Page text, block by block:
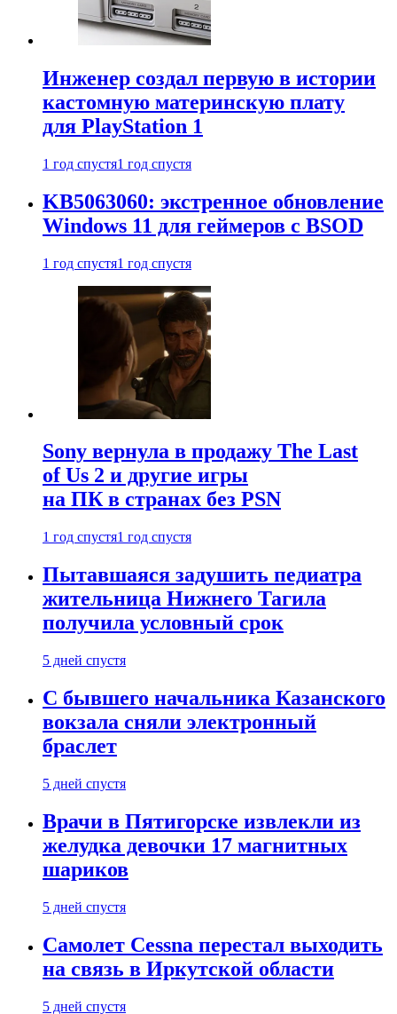
Инженер создал первую в истории
кастомную материнскую плату
для PlayStation 1
1 год спустя1 год спустя
KB5063060: экстренное обновление
Windows 11 для геймеров с BSOD
1 год спустя1 год спустя
Sony вернула в продажу The Last
of Us 2 и другие игры
на ПК в странах без PSN
1 год спустя1 год спустя
Пытавшаяся задушить педиатра
жительница Нижнего Тагила
получила условный срок
5 дней спустя
С бывшего начальника Казанского
вокзала сняли электронный
браслет
5 дней спустя
Врачи в Пятигорске извлекли из
желудка девочки 17 магнитных
шариков
5 дней спустя
Самолет Cessna перестал выходить
на связь в Иркутской области
5 дней спустя